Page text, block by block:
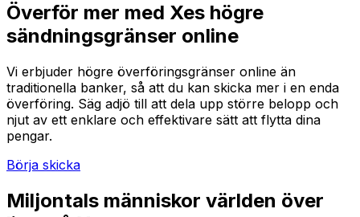
Överför mer med Xes högre
sändningsgränser online
Vi erbjuder högre överföringsgränser online än
traditionella banker, så att du kan skicka mer i en enda
överföring. Säg adjö till att dela upp större belopp och
njut av ett enklare och effektivare sätt att flytta dina
pengar.
Börja skicka
Miljontals människor världen över